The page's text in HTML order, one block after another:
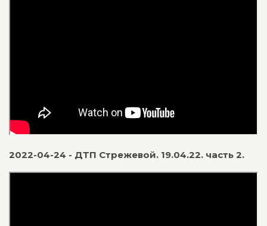
2022-04-24 - ДТП Стрежевой. 19.04.22. часть 2.